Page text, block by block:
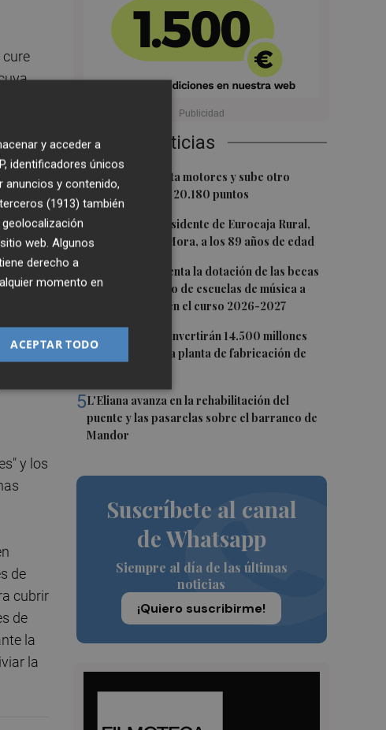
Últimas Noticias
1El Ibex 35 aprieta motores y sube otro
0,62%, hasta los 20.180 puntos
2
Fallece el expresidente de Eurocaja Rural,
Andrés Gómez Mora, a los 89 años de edad
3
CaixaBank aumenta la dotación de las becas
para el alumnado de escuelas de música a
275.000 euros en el curso 2026-2027
4 Tesla y SpaceX invertirán 14.500 millones
para construir la planta de fabricación de
5L'Eliana avanza en la rehabilitación del
puente y las pasarelas sobre el barranco de
Mandor
Suscríbete al canal
de Whatsapp
Siempre al día de las últimas
noticias
¡Quiero suscribirme!
el
que,
y los
de
cubrir
de
la
la
y acceder a
identificadores únicos
anuncios y contenido,
(1913) también
web. Algunos
derecho a
momento en
ACEPTAR TODO